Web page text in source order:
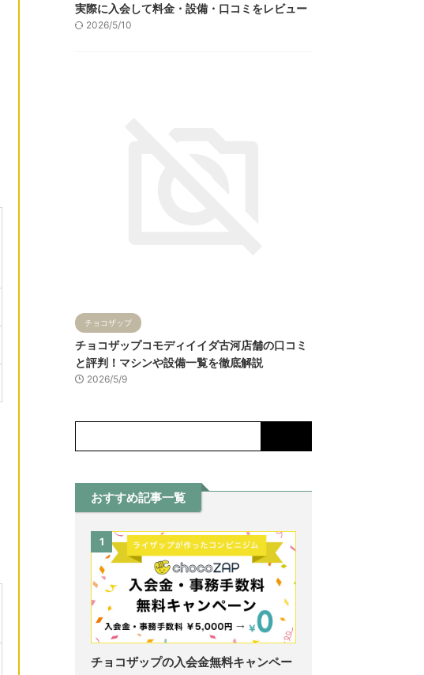
実際に入会して料金・設備・口コミをレビュー
2026/5/10
チョコザップ
チョコザップコモディイイダ古河店舗の口コミ
と評判！マシンや設備一覧を徹底解説
2026/5/9
おすすめ記事一覧
1
チョコザップの入会金無料キャンペー